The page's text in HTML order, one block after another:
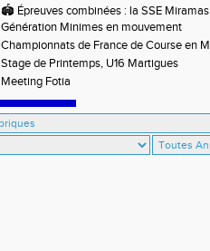
off-road à Briançon
🏟️ Épreuves combinées : la SSE
Génération Minimes en mouvement
Championnats de France de Course en
Stage de Printemps, U16 Martigues
Meeting Fotia